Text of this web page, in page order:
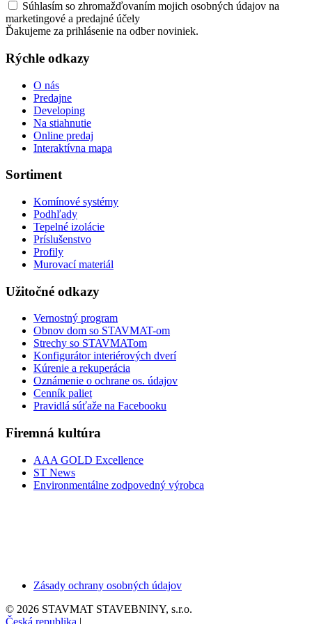
Súhlasím so zhromažďovaním mojich osobných údajov na
marketingové a predajné účely
Ďakujeme za prihlásenie na odber noviniek.
Rýchle odkazy
O nás
Predajne
Developing
Na stiahnutie
Online predaj
Interaktívna mapa
Sortiment
Komínové systémy
Podhľady
Tepelné izolácie
Príslušenstvo
Profily
Murovací materiál
Užitočné odkazy
Vernostný program
Obnov dom so STAVMAT-om
Strechy so STAVMATom
Konfigurátor interiérových dverí
Kúrenie a rekuperácia
Oznámenie o ochrane os. údajov
Cenník paliet
Pravidlá súťaže na Facebooku
Firemná kultúra
AAA GOLD Excellence
ST News
Environmentálne zodpovedný výrobca
Zásady ochrany osobných údajov
© 2026 STAVMAT STAVEBNINY, s.r.o.